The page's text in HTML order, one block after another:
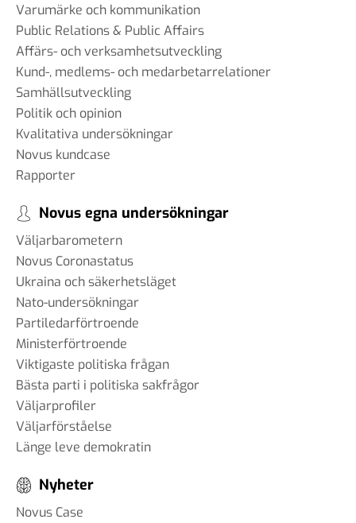
Varumärke och kommunikation
Public Relations & Public Affairs
Affärs- och verksamhetsutveckling
Kund-, medlems- och medarbetarrelationer
Samhällsutveckling
Politik och opinion
Kvalitativa undersökningar
Novus kundcase
Rapporter
Novus egna undersökningar
Väljarbarometern
Novus Coronastatus
Ukraina och säkerhetsläget
Nato-undersökningar
Partiledarförtroende
Ministerförtroende
Viktigaste politiska frågan
Bästa parti i politiska sakfrågor
Väljarprofiler
Väljarförståelse
Länge leve demokratin
Nyheter
Novus Case